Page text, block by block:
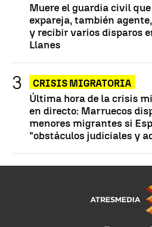
Muere el guardia civil
expareja, también
y recibir varios disparos
Llanes
CRISIS MIGRATORIA
Última hora de la crisis
en directo: Marruecos
menores migrantes si
"obstáculos judiciales y